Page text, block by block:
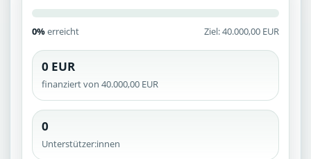
0%erreicht Ziel: 40.000,00 EUR
0 EUR
finanziert von 40.000,00 EUR
0
Unterstützer:innen